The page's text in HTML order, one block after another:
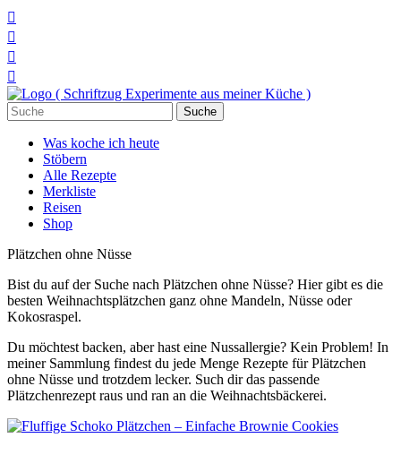




Suchen
nach:
Was koche ich heute
Stöbern
Alle Rezepte
Merkliste
Reisen
Shop
Plätzchen ohne Nüsse
Bist du auf der Suche nach Plätzchen ohne Nüsse? Hier gibt es die
besten Weihnachtsplätzchen ganz ohne Mandeln, Nüsse oder
Kokosraspel.
Du möchtest backen, aber hast eine Nussallergie? Kein Problem! In
meiner Sammlung findest du jede Menge Rezepte für Plätzchen
ohne Nüsse und trotzdem lecker. Such dir das passende
Plätzchenrezept raus und ran an die Weihnachtsbäckerei.